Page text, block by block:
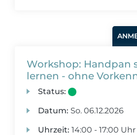
Workshop: Handpan
lernen - ohne
Status:
Datum: So. 06.12.2026
Uhrzeit: 14:00 - 17:00 Uhr